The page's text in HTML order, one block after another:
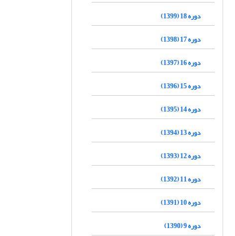
دوره 18 (1399)
دوره 17 (1398)
دوره 16 (1397)
دوره 15 (1396)
دوره 14 (1395)
دوره 13 (1394)
دوره 12 (1393)
دوره 11 (1392)
دوره 10 (1391)
دوره 9 (1390)